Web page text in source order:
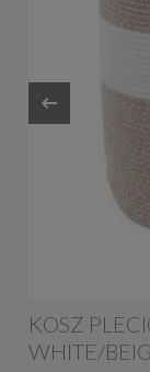
KOSZ
WHITE/